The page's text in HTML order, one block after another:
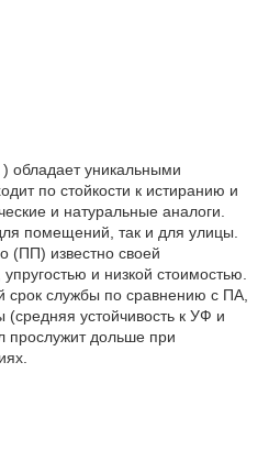
обладает уникальными
по стойкости к истиранию и
и натуральные аналоги.
помещений, так и для улицы.
(ПП) известно своей
и низкой стоимостью.
срок службы по сравнению с ПА,
(средняя устойчивость к УФ и
прослужит дольше при